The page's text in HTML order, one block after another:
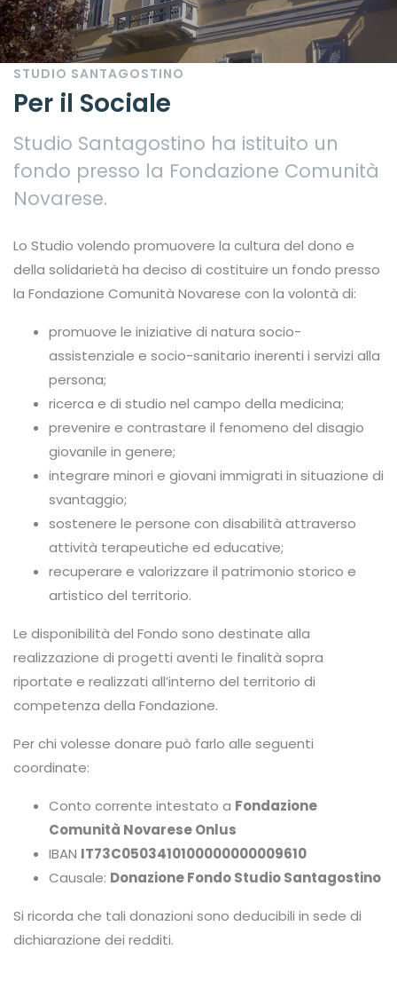
STUDIO SANTAGOSTINO
Per il Sociale
Studio Santagostino ha istituito un
fondo presso la Fondazione Comunità
Novarese.
Lo Studio volendo promuovere la cultura del dono e
della solidarietà ha deciso di costituire un fondo presso
la Fondazione Comunità Novarese con la volontà di:
promuove le iniziative di natura socio-
assistenziale e socio-sanitario inerenti i servizi alla
persona;
ricerca e di studio nel campo della medicina;
prevenire e contrastare il fenomeno del disagio
giovanile in genere;
integrare minori e giovani immigrati in situazione di
svantaggio;
sostenere le persone con disabilità attraverso
attività terapeutiche ed educative;
recuperare e valorizzare il patrimonio storico e
artistico del territorio.
Le disponibilità del Fondo sono destinate alla
realizzazione di progetti aventi le finalità sopra
riportate e realizzati all’interno del territorio di
competenza della Fondazione.
Per chi volesse donare può farlo alle seguenti
coordinate:
Conto corrente intestato a Fondazione
Comunità Novarese Onlus
IBAN IT73C0503410100000000009610
Causale: Donazione Fondo Studio Santagostino
Si ricorda che tali donazioni sono deducibili in sede di
dichiarazione dei redditi.